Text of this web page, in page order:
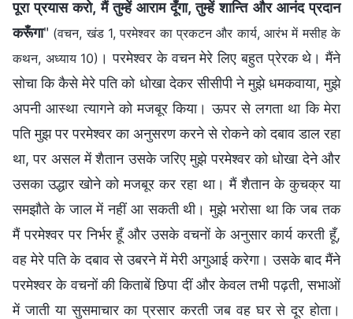
पूरा प्रयास करो, मैं तुम्हें आराम दूँगा, तुम्हें शान्ति और आनंद प्रदान
करूँगा" (वचन, खंड 1, परमेश्वर का प्रकटन और कार्य, आरंभ में मसीह के
कथन, अध्याय 10) । परमेश्वर के वचन मेरे लिए बहुत प्रेरक थे। मैंने
सोचा कि कैसे मेरे पति को धोखा देकर सीसीपी ने मुझे धमकवाया, मुझे
अपनी आस्था त्यागने को मजबूर किया। ऊपर से लगता था कि मेरा
पति मुझ पर परमेश्वर का अनुसरण करने से रोकने को दबाव डाल रहा
था, पर असल में शैतान उसके जरिए मुझे परमेश्वर को धोखा देने और
उसका उद्धार खोने को मजबूर कर रहा था। मैं शैतान के कुचक्र या
समझौते के जाल में नहीं आ सकती थी। मुझे भरोसा था कि जब तक
मैं परमेश्वर पर निर्भर हूँ और उसके वचनों के अनुसार कार्य करती हूँ,
वह मेरे पति के दबाव से उबरने में मेरी अगुआई करेगा। उसके बाद मैंने
परमेश्वर के वचनों की किताबें छिपा दीं और केवल तभी पढ़ती, सभाओं
में जाती या सुसमाचार का प्रसार करती जब वह घर से दूर होता।